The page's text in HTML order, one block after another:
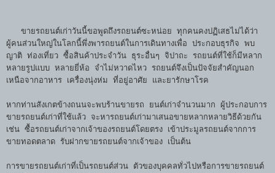
ขายรถยนต์เก่าวันนี้ขอพูดถึงรถยนต์ซะหน่อย ทุกคนคงปฏิเสธไม่ได้ว่า
ผู้คนส่วนใหญ่ในโลกนี้พึ่งพารถยนต์ในการเดินทางเพื่อ ประกอบธุรกิจ พบ
ญาติ ท่องเที่ยว ซื้อสินค้าประจำวัน ธุระอื่นๆ จิปาถะ รถยนต์ที่ใช้ก็มีหลาก
หลายรูปแบบ หลายยี่ห้อ จำไม่หวาดไหว รถยนต์จึงเป็นปัจจัยสำคัญนอก
เหนือจากอาหาร เครื่องนุ่งห่ม ที่อยู่อาศัย และยารักษาโรค
หากท่านสังเกตข้างถนนจะพบร้านขายรถ ยนต์เก่าจำนวนมาก ผู้ประกอบการ
ขายรถยนต์เก่าที่ใช้แล้ว จะหารถยนต์เก่ามาเสนอขายหลากหลายวิธีด้วยกัน
เช่น ซื้อรถยนต์เก่าจากเจ้าของรถยนต์โดยตรง เข้าประมูลรถยนต์จากการ
ขายทอดตลาด รับฝากขายรถยนต์จากเจ้าของ เป็นต้น
การขายรถยนต์เก่าที่เป็นรถยนต์ส่วน ตัวของบุคคลทั่วไปหรือการขายรถยนต์